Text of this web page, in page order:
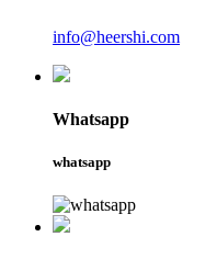
info@heershi.com
Whatsapp
whatsapp